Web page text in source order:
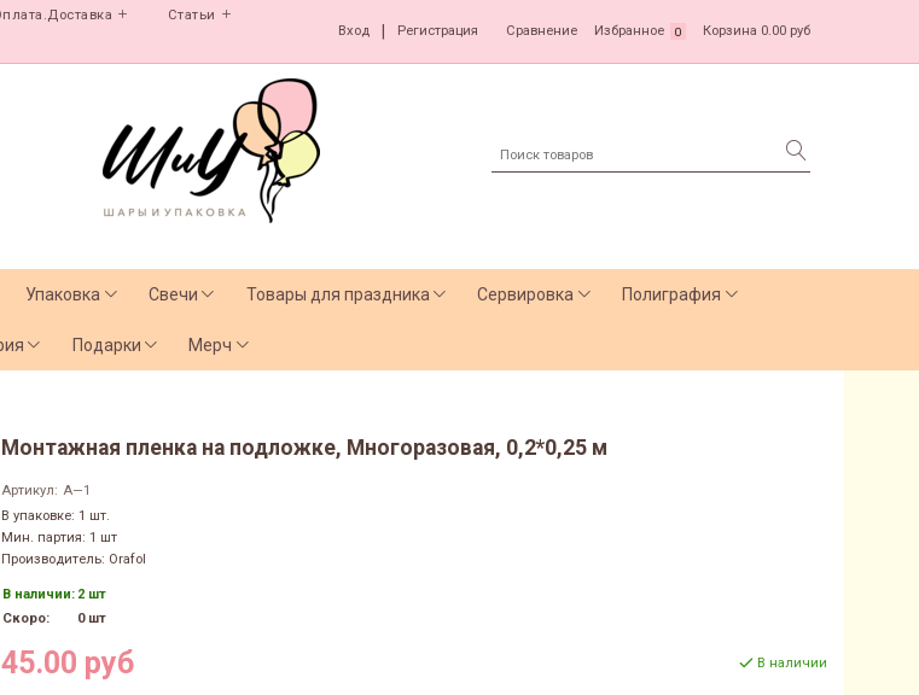
Статьи
Вход Регистрация Сравнение Избранное 0 Корзина 0.00 руб
Упаковка Свечи Товары для праздника Сервировка Полиграфия
Подарки Мерч
Монтажная пленка на подложке, Многоразовая, 0,2*0,25 м
Артикул: А—1
В упаковке: 1 шт.
Мин. партия: 1 шт
Производитель: Orafol
В наличии: 2 шт
Скоро:
0 шт
45.00 руб В наличии